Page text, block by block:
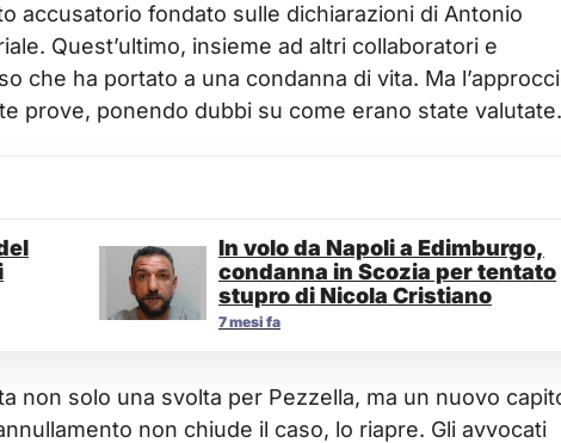
accusatorio fondato sulle dichiarazioni di Antonio
Quest’ultimo, insieme ad altri collaboratori e
che ha portato a una condanna di vita. Ma
prove, ponendo dubbi su come erano state valutate.
In volo da Napoli a Edimburgo,
condanna in Scozia per tentato
stupro di Nicola Cristiano
7 mesi fa
non solo una svolta per Pezzella, ma un nuovo
non chiude il caso, lo riapre. Gli avvocati